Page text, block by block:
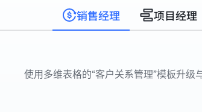
销售经理 项目经理
使用多维表格的“客户关系管理”模板升